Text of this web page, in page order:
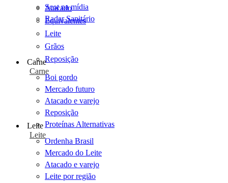
Scot na mídia
Radar Sanitário
Atacado
Equivalentes
Leite
Grãos
Reposição
Carne
Carne
Boi gordo
Mercado futuro
Atacado e varejo
Reposição
Proteínas Alternativas
Leite
Leite
Ordenha Brasil
Mercado do Leite
Atacado e varejo
Leite por região